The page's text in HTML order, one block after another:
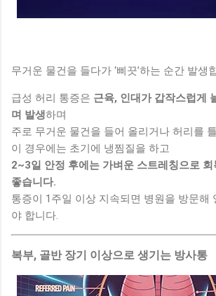
무거운 물건을 들다가 ‘삐끗’하는 순간 발생
급성 허리 통증은 근육, 인대가 갑작스럽게
며 발생하며
주로 무거운 물건을 들어 올리거나 허리를
이 경우에는 초기에 냉찜질을 하고
2~3일 안정 후에는 가벼운 스트레칭으로 회
좋습니다.
통증이 1주일 이상 지속되면 병원을 방문해
야 합니다.
복부, 골반 장기 이상으로 생기는 방사통